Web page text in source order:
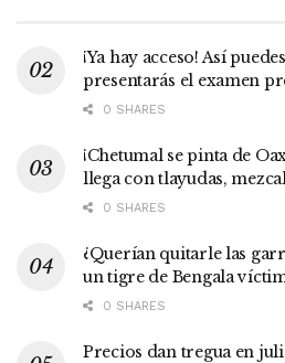
¡Ya hay acceso! Así
presentarás el examen
0 SHARES
¡Chetumal se pinta de
llega con tlayudas,
0 SHARES
¿Querían quitarle las
un tigre de Bengala
0 SHARES
Precios dan tregua en